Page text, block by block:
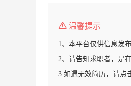
温馨提示
1、本平台仅供信息发
2、请告知求职者，是在
3.如遇无效简历，请点